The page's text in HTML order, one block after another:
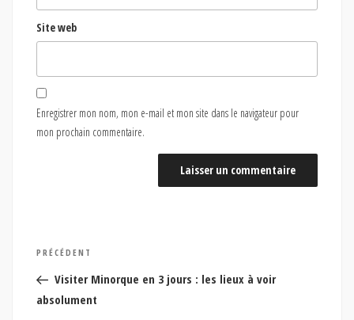
Site web
Enregistrer mon nom, mon e-mail et mon site dans le navigateur pour
mon prochain commentaire.
Navigation
de
l’article
Article
précédent
PRÉCÉDENT
Visiter Minorque en 3 jours : les lieux à voir
absolument